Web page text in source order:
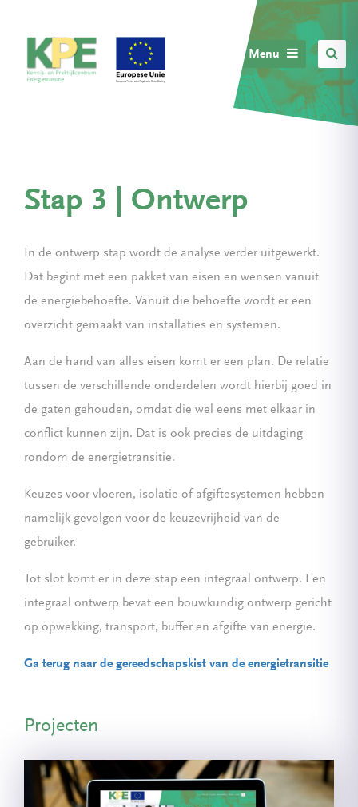
Menu
Stap 3 | Ontwerp
In de ontwerp stap wordt de analyse verder uitgewerkt.
Dat begint met een pakket van eisen en wensen vanuit
de energiebehoefte. Vanuit die behoefte wordt er een
overzicht gemaakt van installaties en systemen.
Aan de hand van alles eisen komt er een plan. De relatie
tussen de verschillende onderdelen wordt hierbij goed in
de gaten gehouden, omdat die wel eens met elkaar in
conflict kunnen zijn. Dat is ook precies de uitdaging
rondom de energietransitie.
Keuzes voor vloeren, isolatie of afgiftesystemen hebben
namelijk gevolgen voor de keuzevrijheid van de
gebruiker.
Tot slot komt er in deze stap een integraal ontwerp. Een
integraal ontwerp bevat een bouwkundig ontwerp gericht
op opwekking, transport, buffer en afgifte van energie.
Ga terug naar de gereedschapskist van de energietransitie
Projecten